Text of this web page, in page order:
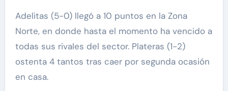
Adelitas (5-0) llegó a 10 puntos en la Zona
Norte, en donde hasta el momento ha vencido a
todas sus rivales del sector. Plateras (1-2)
ostenta 4 tantos tras caer por segunda ocasión
en casa.